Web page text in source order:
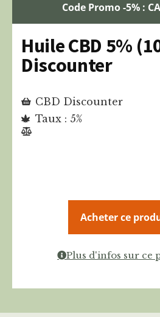
Code Promo -5% :
Huile CBD 5%
Discounter
CBD Discounter
Taux : 5%
Acheter ce
Plus d'infos sur ce